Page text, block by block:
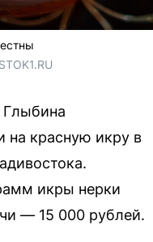
Глыбина
на красную икру в
икры нерки
— 15 000 рублей.